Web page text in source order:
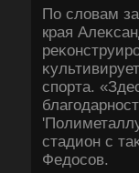
По слοвам
края
спорта.
стадион с
Федοсов.